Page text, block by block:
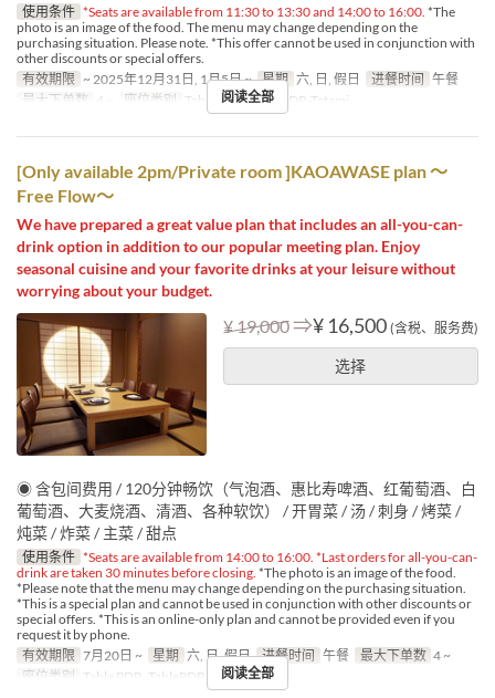
使用条件 *Seats are available from 11:30 to 13:30 and 14:00 to 16:00. *The
photo is an image of the food. The menu may change depending on the
purchasing situation. Please note. *This offer cannot be used in conjunction with
other discounts or special offers.
有效期限 ~ 2025年12月31日, 1月5日 ~ 星期 六, 日, 假日 进餐时间 午餐
最大下单数
4 ~ 座位类别 Table PDR, TablePDR-Tatami
阅读全部
[Only available 2pm/Private room ]KAOAWASE plan ～
Free Flow～
We have prepared a great value plan that includes an all-you-can-
drink option in addition to our popular meeting plan. Enjoy
seasonal cuisine and your favorite drinks at your leisure without
worrying about your budget.
¥ 19,000⇒¥ 16,500 (含税、服务费)
选择
◉ 含包间费用 / 120分钟畅饮（气泡酒、惠比寿啤酒、红葡萄酒、白
葡萄酒、大麦烧酒、清酒、各种软饮） / 开胃菜 / 汤 / 刺身 / 烤菜 /
炖菜 / 炸菜 / 主菜 / 甜点
使用条件 *Seats are available from 14:00 to 16:00. *Last orders for all-you-can-
drink are taken 30 minutes before closing. *The photo is an image of the food.
*Please note that the menu may change depending on the purchasing situation.
*This is a special plan and cannot be used in conjunction with other discounts or
special offers. *This is an online-only plan and cannot be provided even if you
request it by phone.
有效期限 7月20日 ~ 星期 六, 日, 假日 进餐时间 午餐 最大下单数 4 ~
座位类别 Table PDR, TablePDR-Tatami阅读全部